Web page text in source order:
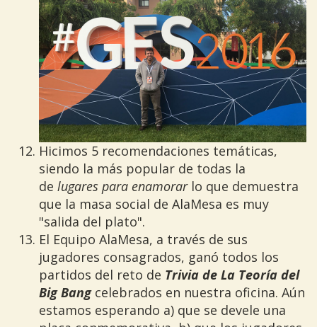
Hicimos 5 recomendaciones temáticas,
siendo la más popular de todas la
de lugares para enamorarlo que demuestra
que la masa social de AlaMesa es muy
"salida del plato".
El Equipo AlaMesa, a través de sus
jugadores consagrados, ganó todos los
partidos del reto de Trivia de La Teoría del
Big Bangcelebrados en nuestra oficina. Aún
estamos esperando a) que se devele una